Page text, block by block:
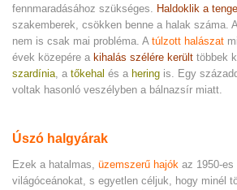
fennmaradásához szükséges. Haldoklik a
szakemberek, csökken benne a halak száma.
nem is csak mai probléma. A túlzott halászat
évek közepére a kihalás szélére került többek
szardínia, a tőkehal és a hering is. Egy
voltak hasonló veszélyben a bálnazsír miatt.
Úszó halgyárak
Ezek a hatalmas, üzemszerű hajók az 1950-
világóceánokat, s egyetlen céljuk, hogy minél